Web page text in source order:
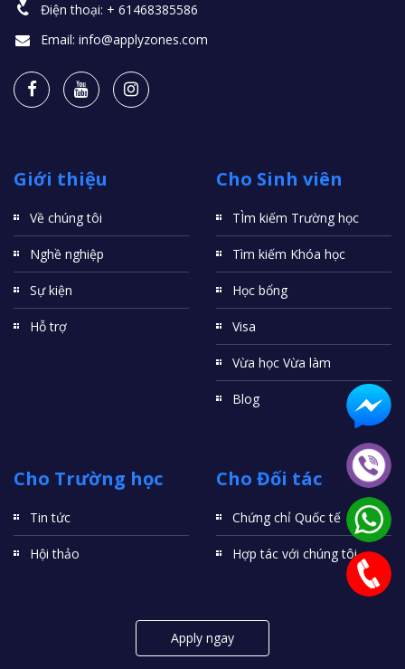
Điện thoại: + 61468385586
Email: info@applyzones.com
Giới thiệu
Về chúng tôi
Nghề nghiệp
Sự kiện
Hỗ trợ
Cho Sinh viên
TÌm kiếm Trường học
Tìm kiếm Khóa học
Học bổng
Visa
Vừa học Vừa làm
Blog
Cho Trường học
Tin tức
Hội thảo
Cho Đối tác
Chứng chỉ Quốc tế
Hợp tác với chúng tôi
Apply ngay